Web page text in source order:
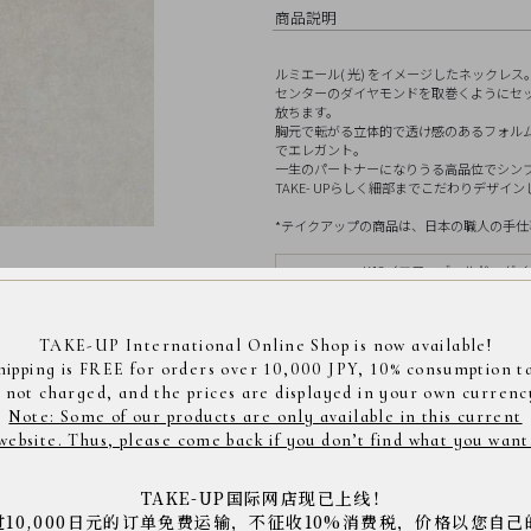
レクション ネックレス
ョン別>ダイヤモンドコ
商品説明
ルミエール( 光) をイメージしたネックレス
センターのダイヤモンドを取巻くように
放ちます。
胸元で転がる立体的で透け感のあるフォ
でエレガント。
一生のパートナーになりうる高品位でシン
TAKE- UPらしく細部までこだわりデザイン
*テイクアップの商品は、日本の職人の手
素材 K18イエローゴールド、ダ
商品コード： 3840060
下さい。
TAKE-UP International Online Shop is now available!
is FREE for orders over 10,000 JPY, 10% consumption
not charged, and the prices are displayed in your own
Note: Some of our products are only available in this current
Thus, please come back if you don’t find what you
TAKE-UP国际网店现已上线！
10,000日元的订单免费运输，不征收10%消费税，价格以您自己